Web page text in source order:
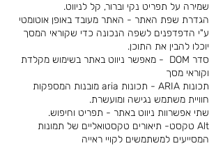
שמירה על תפריט נקי וברור, קל לניווט.
הגדרת שפת האתר - האתר מעובד באופן אוטומטי
ע"י הדפדפנים לשפה הנכונה כדי שקוראי המסך
יוכלו להבין את התוכן.
סדר DOM - מאפשר ניווט באתר בשימוש מקלדת
וקוראי מסך
תכונות ARIA - תכונות aria מובנות המספקות
חוויית משתמש נגישה ומועשרת.
שתי אפשרוות ניווט באתר - תפריט וחיפוש.
Alt טקסט- תיאורים טקסטואליים של תמונות
המסייעים למשתמשים לקויי ראייה